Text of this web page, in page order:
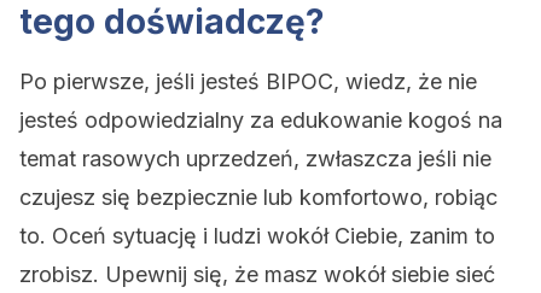
tego doświadczę?
Po pierwsze, jeśli jesteś BIPOC, wiedz, że nie
jesteś odpowiedzialny za edukowanie kogoś na
temat rasowych uprzedzeń, zwłaszcza jeśli nie
czujesz się bezpiecznie lub komfortowo, robiąc
to. Oceń sytuację i ludzi wokół Ciebie, zanim to
zrobisz. Upewnij się, że masz wokół siebie sieć